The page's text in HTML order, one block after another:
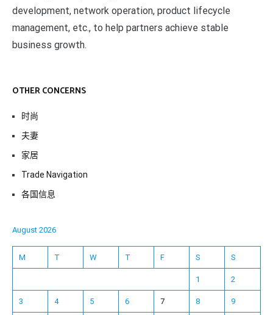
development, network operation, product lifecycle
management, etc., to help partners achieve stable
business growth.
OTHER CONCERNS
时尚
夫妻
家居
Trade Navigation
各国信息
August 2026
M T W T F S S
1 2
3 4 5 6 7 8 9